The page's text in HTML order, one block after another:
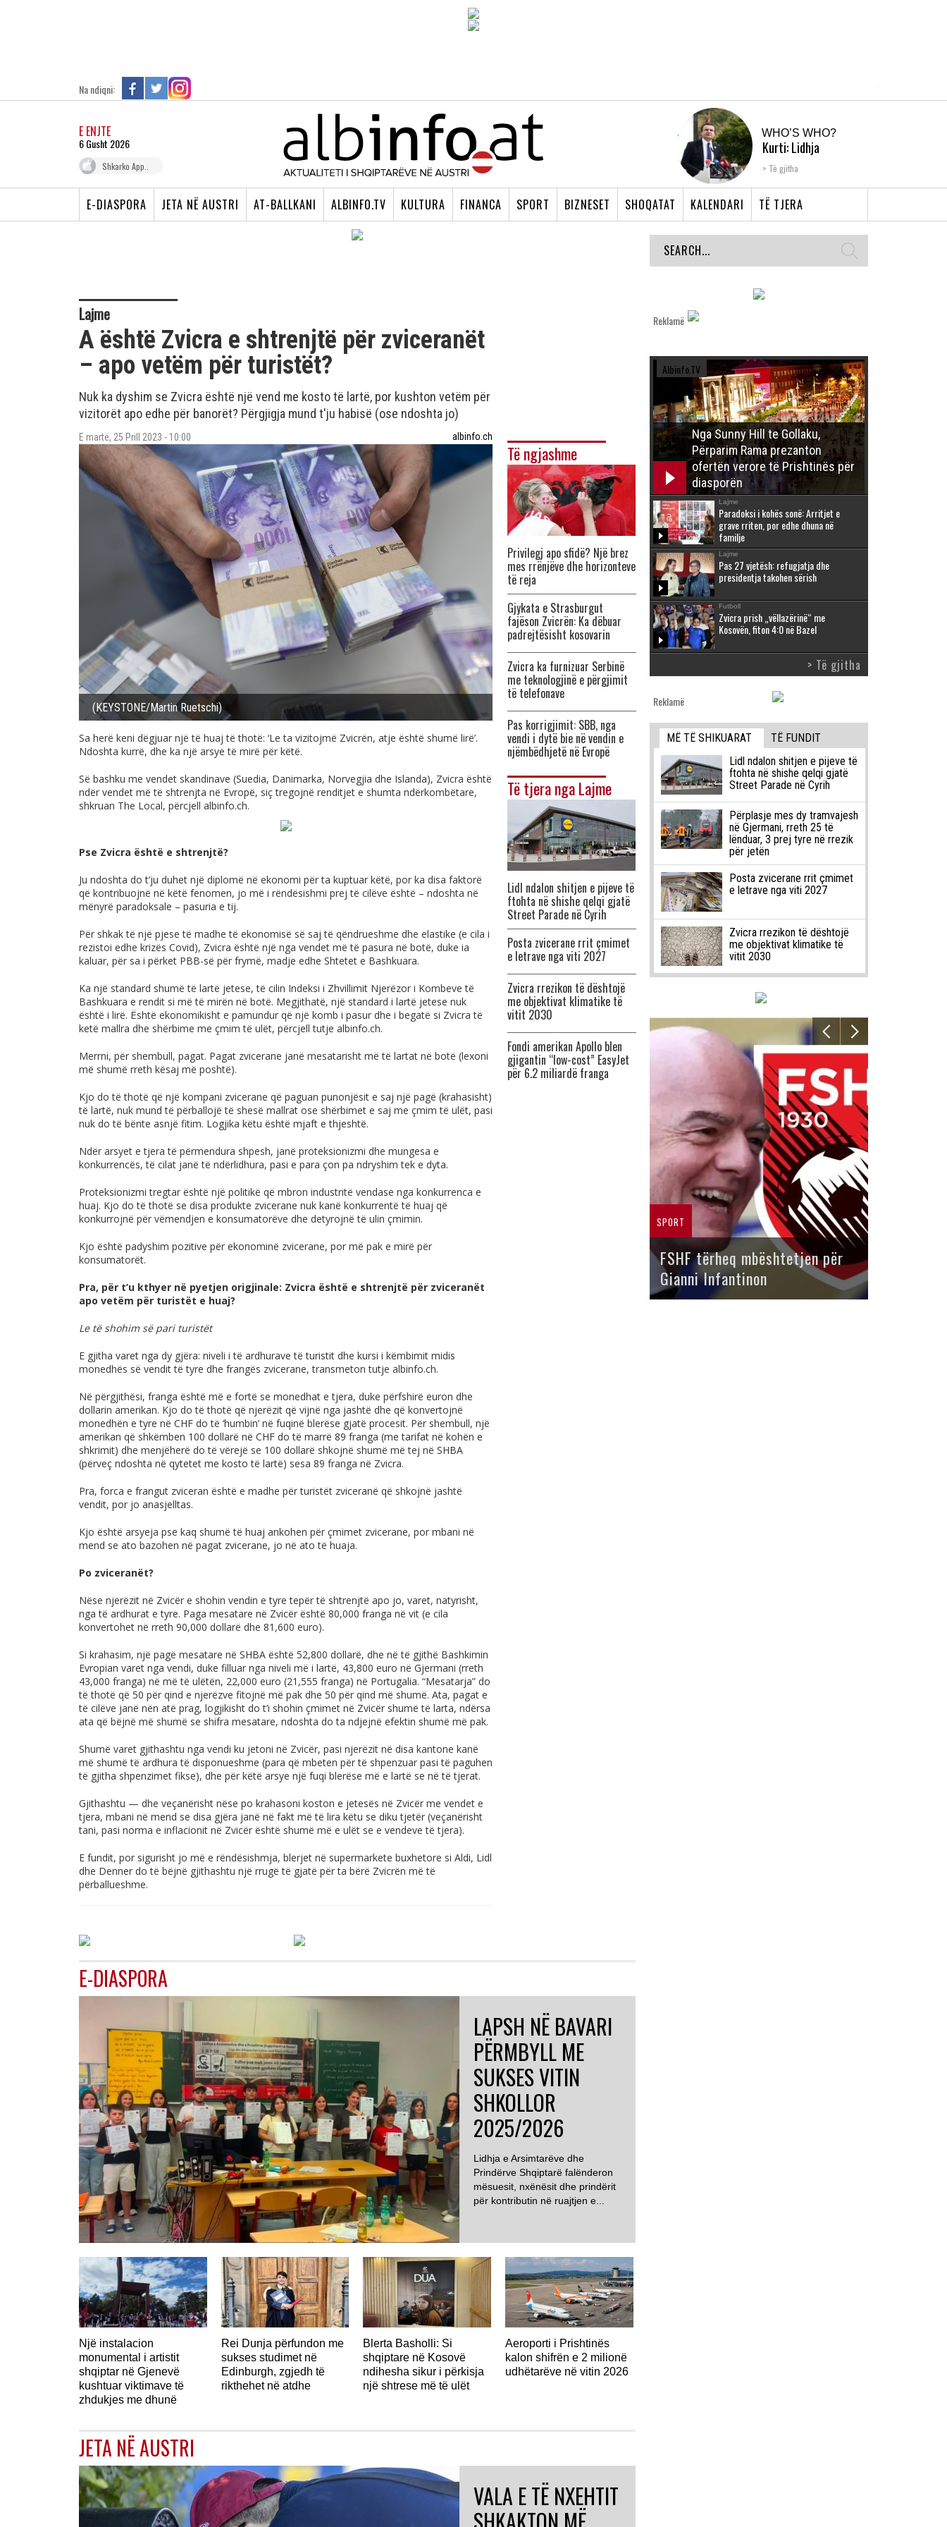
Na ndiqni:
E ENJTE
6 Gusht 2026
Shkarko App..
WHO’S WHO?
Kurti: Lidhja
Shqiptare e Prizrenit,
Të gjitha
E-DIASPORA JETA NË AUSTRI AT-BALLKANI ALBINFO.TV KULTURA FINANCA SPORT BIZNESET SHOQATAT KALENDARI TË TJERA
Lajme
A është Zvicra e shtrenjtë për zviceranët
– apo vetëm për turistët?
Nuk ka dyshim se Zvicra është një vend me kosto të lartë, por kushton vetëm për
vizitorët apo edhe për banorët? Përgjigja mund t'ju habisë (ose ndoshta jo)
E martë, 25 Prill 2023 - 10:00 albinfo.ch
(KEYSTONE/Martin Ruetschi)
Sa herë keni dëgjuar një të huaj të thotë: ‘Le ta vizitojmë Zvicrën, atje është shumë lirë’.
Ndoshta kurrë, dhe ka një arsye të mirë për këtë.
Së bashku me vendet skandinave (Suedia, Danimarka, Norvegjia dhe Islanda), Zvicra është
ndër vendet më të shtrenjta në Evropë, siç tregojnë renditjet e shumta ndërkombëtare,
shkruan The Local, përcjell albinfo.ch.
Pse Zvicra është e shtrenjtë?
Ju ndoshta do t’ju duhet një diplomë në ekonomi për ta kuptuar këtë, por ka disa faktorë
që kontribuojnë në këtë fenomen, jo më i rëndësishmi prej të cilëve është – ndoshta në
mënyrë paradoksale – pasuria e tij.
Për shkak të një pjese të madhe të ekonomisë së saj të qëndrueshme dhe elastike (e cila i
rezistoi edhe krizës Covid), Zvicra është një nga vendet më të pasura në botë, duke ia
kaluar, për sa i përket PBB-së për frymë, madje edhe Shtetet e Bashkuara.
Ka një standard shumë të lartë jetese, të cilin Indeksi i Zhvillimit Njerëzor i Kombeve të
Bashkuara e rendit si më të mirën në botë. Megjithatë, një standard i lartë jetese nuk
është i lirë. Është ekonomikisht e pamundur që një komb i pasur dhe i begatë si Zvicra të
ketë mallra dhe shërbime me çmim të ulët, përcjell tutje albinfo.ch.
Merrni, për shembull, pagat. Pagat zvicerane janë mesatarisht më të lartat në botë (lexoni
më shumë rreth kësaj më poshtë).
Kjo do të thotë që një kompani zvicerane që paguan punonjësit e saj një pagë (krahasisht)
të lartë, nuk mund të përballojë të shesë mallrat ose shërbimet e saj me çmim të ulët, pasi
nuk do të bënte asnjë fitim. Logjika këtu është mjaft e thjeshtë.
Ndër arsyet e tjera të përmendura shpesh, janë proteksionizmi dhe mungesa e
konkurrencës, të cilat janë të ndërlidhura, pasi e para çon pa ndryshim tek e dyta.
Proteksionizmi tregtar është një politikë që mbron industritë vendase nga konkurrenca e
huaj. Kjo do të thotë se disa produkte zvicerane nuk kanë konkurrentë të huaj që
konkurrojnë për vëmendjen e konsumatorëve dhe detyrojnë të ulin çmimin.
Kjo është padyshim pozitive për ekonominë zvicerane, por më pak e mirë për
konsumatorët.
Pra, për t’u kthyer në pyetjen origjinale: Zvicra është e shtrenjtë për zviceranët
apo vetëm për turistët e huaj?
Le të shohim së pari turistët
E gjitha varet nga dy gjëra: niveli i të ardhurave të turistit dhe kursi i këmbimit midis
monedhës së vendit të tyre dhe frangës zvicerane, transmeton tutje albinfo.ch.
Në përgjithësi, franga është më e fortë se monedhat e tjera, duke përfshirë euron dhe
dollarin amerikan. Kjo do të thotë që njerëzit që vijnë nga jashtë dhe që konvertojnë
monedhën e tyre në CHF do të ‘humbin’ në fuqinë blerëse gjatë procesit. Për shembull, një
amerikan që shkëmben 100 dollarë në CHF do të marrë 89 franga (me tarifat në kohën e
shkrimit) dhe menjëherë do të vërejë se 100 dollarë shkojnë shumë më tej në SHBA
(përveç ndoshta në qytetet me kosto të lartë) sesa 89 franga në Zvicra.
Pra, forca e frangut zviceran është e madhe për turistët zviceranë që shkojnë jashtë
vendit, por jo anasjelltas.
Kjo është arsyeja pse kaq shumë të huaj ankohen për çmimet zvicerane, por mbani në
mend se ato bazohen në pagat zvicerane, jo në ato të huaja.
Po zviceranët?
Nëse njerëzit në Zvicër e shohin vendin e tyre tepër të shtrenjtë apo jo, varet, natyrisht,
nga të ardhurat e tyre. Paga mesatare në Zvicër është 80,000 franga në vit (e cila
konvertohet në rreth 90,000 dollarë dhe 81,600 euro).
Si krahasim, një pagë mesatare në SHBA është 52,800 dollarë, dhe në të gjithë Bashkimin
Evropian varet nga vendi, duke filluar nga niveli më i lartë, 43,800 euro në Gjermani (rreth
43,000 franga) në më të ulëtën, 22,000 euro (21,555 franga) në Portugalia. “Mesatarja” do
të thotë që 50 për qind e njerëzve fitojnë më pak dhe 50 për qind më shumë. Ata, pagat e
të cilëve janë nën atë prag, logjikisht do t’i shohin çmimet në Zvicër shumë të larta, ndërsa
ata që bëjnë më shumë se shifra mesatare, ndoshta do ta ndjejnë efektin shumë më pak.
Shumë varet gjithashtu nga vendi ku jetoni në Zvicër, pasi njerëzit në disa kantone kanë
më shumë të ardhura të disponueshme (para që mbeten për të shpenzuar pasi të paguhen
të gjitha shpenzimet fikse), dhe për këtë arsye një fuqi blerëse më e lartë se në të tjerat.
Gjithashtu — dhe veçanërisht nëse po krahasoni koston e jetesës në Zvicër me vendet e
tjera, mbani në mend se disa gjëra janë në fakt më të lira këtu se diku tjetër (veçanërisht
tani, pasi norma e inflacionit në Zvicër është shumë më e ulët se e vendeve të tjera).
E fundit, por sigurisht jo më e rëndësishmja, blerjet në supermarkete buxhetore si Aldi, Lidl
dhe Denner do të bëjnë gjithashtu një rrugë të gjatë për ta bërë Zvicrën më të
përballueshme.
Të ngjashme
Privilegj apo sfidë? Një brez
mes rrënjëve dhe horizonteve
të reja
Gjykata e Strasburgut
fajëson Zvicrën: Ka dëbuar
padrejtësisht kosovarin
Zvicra ka furnizuar Serbinë
me teknologjinë e përgjimit
të telefonave
Pas korrigjimit: SBB, nga
vendi i dytë bie në vendin e
njëmbëdhjetë në Evropë
Të tjera nga Lajme
Lidl ndalon shitjen e pijeve të
ftohta në shishe qelqi gjatë
Street Parade në Cyrih
Posta zvicerane rrit çmimet
e letrave nga viti 2027
Zvicra rrezikon të dështojë
me objektivat klimatike të
vitit 2030
Fondi amerikan Apollo blen
gjigantin “low-cost” EasyJet
për 6.2 miliardë franga
E-DIASPORA
LAPSH NË BAVARI
PËRMBYLL ME
SUKSES VITIN
SHKOLLOR
2025/2026
Lidhja e Arsimtarëve dhe
Prindërve Shqiptarë falënderon
mësuesit, nxënësit dhe prindërit
për kontributin në ruajtjen e...
Një instalacion
monumental i artistit
shqiptar në Gjenevë
kushtuar viktimave të
zhdukjes me dhunë
Rei Dunja përfundon me
sukses studimet në
Edinburgh, zgjedh të
rikthehet në atdhe
Blerta Basholli: Si
shqiptare në Kosovë
ndihesha sikur i përkisja
një shtrese më të ulët
Aeroporti i Prishtinës
kalon shifrën e 2 milionë
udhëtarëve në vitin 2026
JETA NË AUSTRI
VALA E TË NXEHTIT
Reklamë
Albinfo.TV
Nga Sunny Hill te Gollaku,
Përparim Rama prezanton
ofertën verore të Prishtinës për
diasporën
Lajme
Paradoksi i kohës sonë: Arritjet e
grave rriten, por edhe dhuna në
familje
Lajme
Pas 27 vjetësh: refugjatja dhe
presidentja takohen sërish
Futboll
Zvicra prish „vëllazërinë“ me
Kosovën, fiton 4:0 në Bazel
> Të gjitha
Reklamë
MË TË SHIKUARAT
TË FUNDIT
Lidl ndalon shitjen e pijeve të
ftohta në shishe qelqi gjatë
Street Parade në Cyrih
Përplasje mes dy tramvajesh
në Gjermani, rreth 25 të
lënduar, 3 prej tyre në rrezik
për jetën
Posta zvicerane rrit çmimet
e letrave nga viti 2027
Zvicra rrezikon të dështojë
me objektivat klimatike të
vitit 2030
SPORT
FSHF tërheq mbështetjen për
Gianni Infantinon